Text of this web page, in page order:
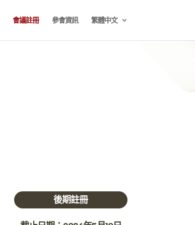
會議註冊 參會資訊 繁體中文
後期註冊